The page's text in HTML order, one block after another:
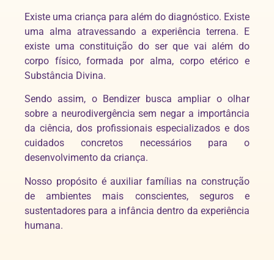
Existe uma criança para além do diagnóstico. Existe
uma alma atravessando a experiência terrena. E
existe uma constituição do ser que vai além do
corpo físico, formada por alma, corpo etérico e
Substância Divina.
Sendo assim, o Bendizer busca ampliar o olhar
sobre a neurodivergência sem negar a importância
da ciência, dos profissionais especializados e dos
cuidados concretos necessários para o
desenvolvimento da criança.
Nosso propósito é auxiliar famílias na construção
de ambientes mais conscientes, seguros e
sustentadores para a infância dentro da experiência
humana.